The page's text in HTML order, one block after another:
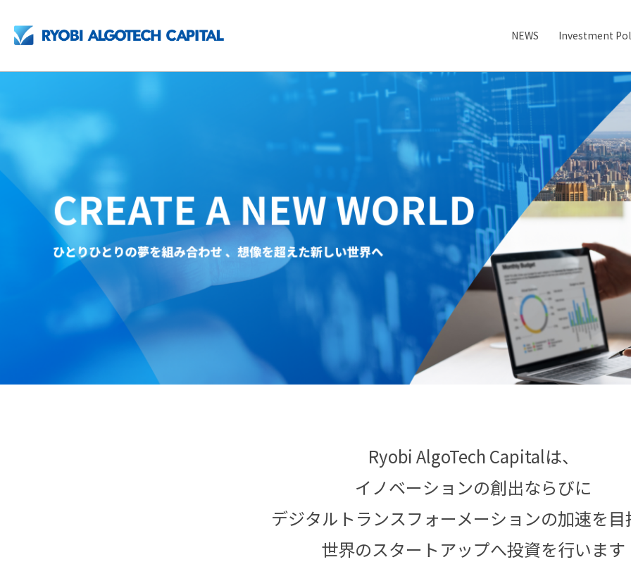
メニュー
NEWS Investment
Ryobi AlgoTech Capitalは、
イノベーションの創出ならびに
デジタルトランスフォーメーションの加速を目
世界のスタートアップへ投資を行います